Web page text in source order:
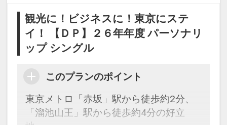
み下さい。
設定期間：2026年4月1日～2026年9月
インターネットコース番号：DP-1-
17521512
観光に！ビジネスに！東京にステ
イ！ 【ＤＰ】２６年年度 パーソナリ
ップ シングル
このプランのポイント
東京メトロ「赤坂」駅から徒歩約2分、
「溜池山王」駅から徒歩約4分の好立